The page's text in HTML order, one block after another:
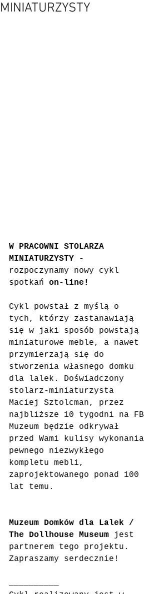
MINIATURZYSTY
W PRACOWNI STOLARZA
MINIATURZYSTY -
rozpoczynamy nowy cykl
spotkań on-line!
Cykl powstał z myślą o
tych, którzy zastanawiają
się w jaki sposób powstają
miniaturowe meble, a nawet
przymierzają się do
stworzenia własnego domku
dla lalek. Doświadczony
stolarz-miniaturzysta
Maciej Sztolcman, przez
najbliższe 10 tygodni na FB
Muzeum będzie odkrywał
przed Wami kulisy wykonania
pewnego niezwykłego
kompletu mebli,
zaprojektowanego ponad 100
lat temu.
Muzeum Domków dla Lalek /
The Dollhouse Museum jest
partnerem tego projektu.
Zapraszamy serdecznie!